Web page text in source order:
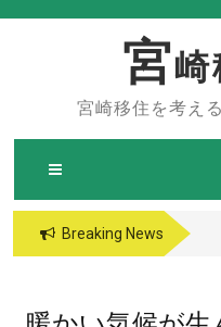
宮崎
宮崎移住を考え
Breaking News